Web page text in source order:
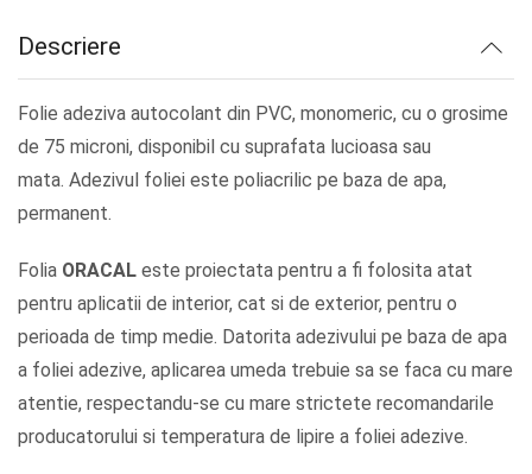
Descriere
Folie adeziva autocolant din PVC, monomeric, cu o grosime
de 75 microni, disponibil cu suprafata lucioasa sau
mata. Adezivul foliei este poliacrilic pe baza de apa,
permanent.
Folia ORACAL este proiectata pentru a fi folosita atat
pentru aplicatii de interior, cat si de exterior, pentru o
perioada de timp medie. Datorita adezivului pe baza de apa
a foliei adezive, aplicarea umeda trebuie sa se faca cu mare
atentie, respectandu-se cu mare strictete recomandarile
producatorului si temperatura de lipire a foliei adezive.